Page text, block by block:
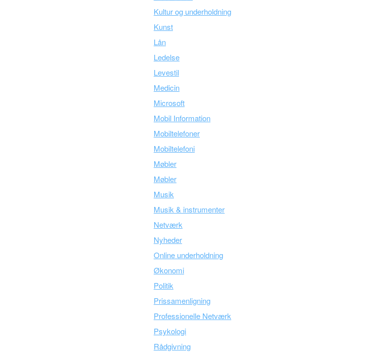
Kultur og underholdning
Kunst
Lån
Ledelse
Levestil
Medicin
Microsoft
Mobil Information
Mobiltelefoner
Mobiltelefoni
Møbler
Møbler
Musik
Musik & instrumenter
Netværk
Nyheder
Online underholdning
Økonomi
Politik
Prissamenligning
Professionelle Netværk
Psykologi
Rådgivning